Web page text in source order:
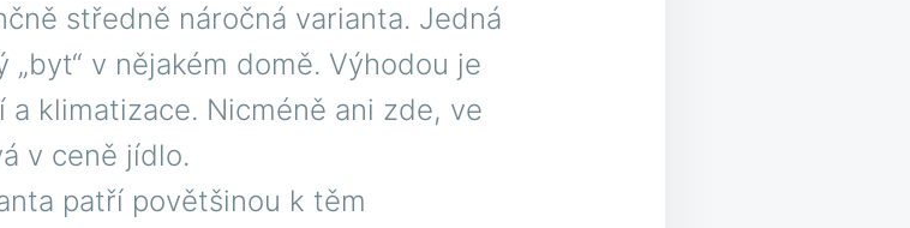
středně náročná varianta. Jedná
v nějakém domě. Výhodou je
klimatizace. Nicméně ani zde, ve
v ceně jídlo.
patří povětšinou k těm